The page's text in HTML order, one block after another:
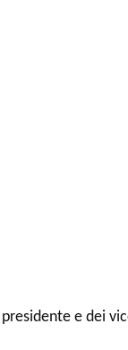
presidente e dei